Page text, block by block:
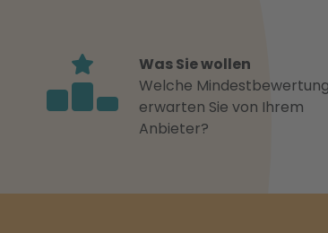
Was Sie wollen
Welche Mindestbewertung
erwarten Sie von Ihrem
Anbieter?